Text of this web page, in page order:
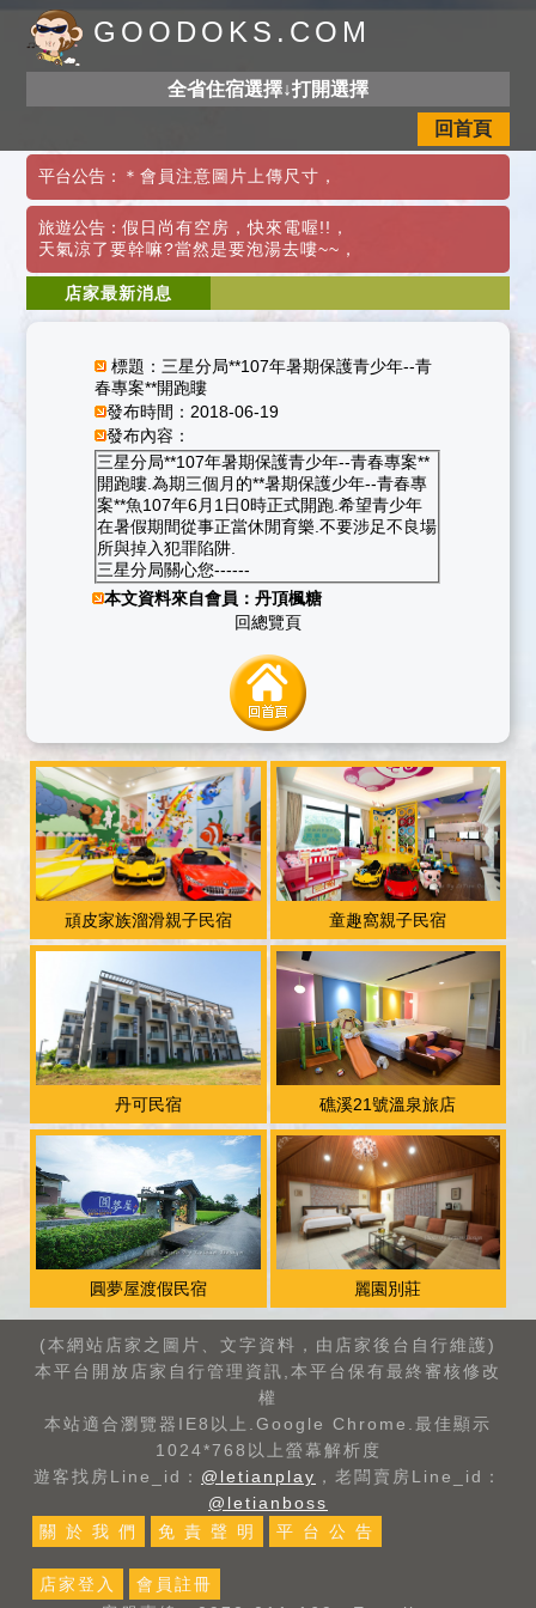
GOODOKS.COM
全省住宿選擇↓打開選擇
回首頁
平台公告： ＊會員注意圖片上傳尺寸 ，
旅遊公告：假日尚有空房，快來電喔!! ，
天氣涼了要幹嘛?當然是要泡湯去嘍~~ ，
店家最新消息
標題：三星分局**107年暑期保護青少年--青
春專案**開跑瞜
發布時間：2018-06-19
發布內容：
三星分局**107年暑期保護青少年--青春專案**
開跑瞜.為期三個月的**暑期保護少年--青春專
案**魚107年6月1日0時正式開跑.希望青少年
在暑假期間從事正當休閒育樂.不要涉足不良場
所與掉入犯罪陷阱.
三星分局關心您------
本文資料來自會員：丹頂楓糖
回總覽頁
頑皮家族溜滑親子民宿 童趣窩親子民宿
丹可民宿 礁溪21號溫泉旅店
圓夢屋渡假民宿 麗園別莊
(本網站店家之圖片、文字資料，由店家後台自行維護)
本平台開放店家自行管理資訊,本平台保有最終審核修改
權
本站適合瀏覽器IE8以上.Google Chrome.最佳顯示
1024*768以上螢幕解析度
遊客找房Line_id： @letianplay ，老闆賣房Line_id：
@letianboss
關 於 我 們
免 責 聲 明 平 台 公 告
店家登入
會員註冊